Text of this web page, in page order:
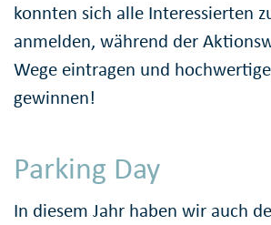
konnten sich alle Interessierten
anmelden, während der
Wege eintragen und
gewinnen!
Parking Day
In diesem Jahr haben wir auch